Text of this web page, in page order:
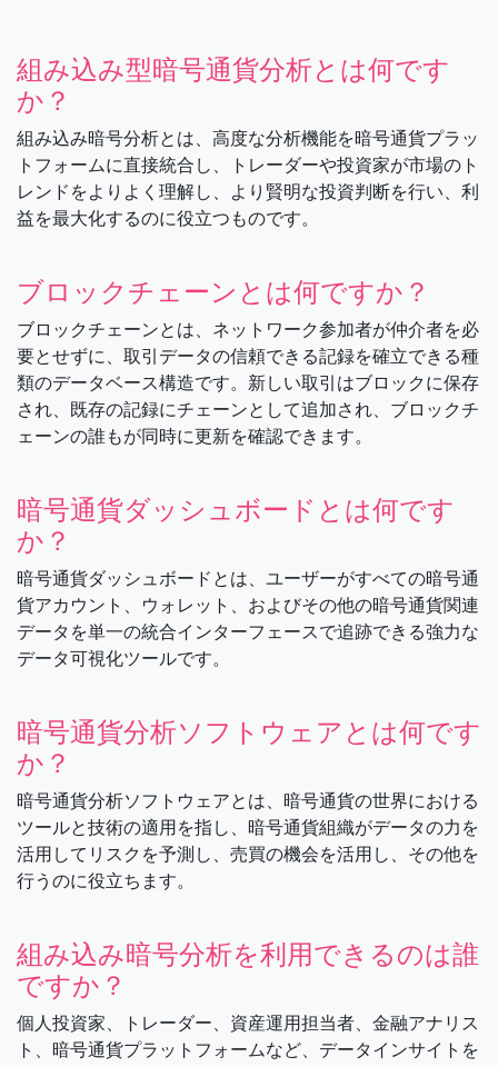
組み込み型暗号通貨分析とは何です
か？
組み込み暗号分析とは、高度な分析機能を暗号通貨プラッ
トフォームに直接統合し、トレーダーや投資家が市場のト
レンドをよりよく理解し、より賢明な投資判断を行い、利
益を最大化するのに役立つものです。
ブロックチェーンとは何ですか？
ブロックチェーンとは、ネットワーク参加者が仲介者を必
要とせずに、取引データの信頼できる記録を確立できる種
類のデータベース構造です。新しい取引はブロックに保存
され、既存の記録にチェーンとして追加され、ブロックチ
ェーンの誰もが同時に更新を確認できます。
暗号通貨ダッシュボードとは何です
か？
暗号通貨ダッシュボードとは、ユーザーがすべての暗号通
貨アカウント、ウォレット、およびその他の暗号通貨関連
データを単一の統合インターフェースで追跡できる強力な
データ可視化ツールです。
暗号通貨分析ソフトウェアとは何です
か？
暗号通貨分析ソフトウェアとは、暗号通貨の世界における
ツールと技術の適用を指し、暗号通貨組織がデータの力を
活用してリスクを予測し、売買の機会を活用し、その他を
行うのに役立ちます。
組み込み暗号分析を利用できるのは誰
ですか？
個人投資家、トレーダー、資産運用担当者、金融アナリス
ト、暗号通貨プラットフォームなど、データインサイトを